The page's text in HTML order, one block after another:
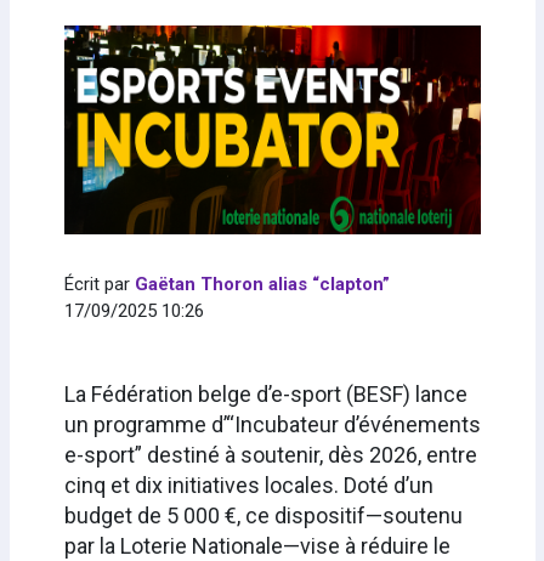
Écrit par Gaëtan Thoron alias “clapton”
17/09/2025 10:26
La Fédération belge d’e-sport (BESF) lance
un programme d’“Incubateur d’événements
e-sport” destiné à soutenir, dès 2026, entre
cinq et dix initiatives locales. Doté d’un
budget de 5 000 €, ce dispositif—soutenu
par la Loterie Nationale—vise à réduire le